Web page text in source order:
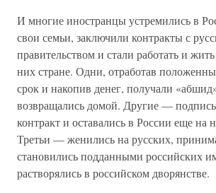
И многие иностранцы устремились в
свои семьи, заключили контракты с
правительством и стали работать и
них стране. Одни, отработав
срок и накопив денег, получали
возвращались домой. Другие —
контракт и оставались в России еще на
Третьи — женились на русских,
становились подданными российских
растворялись в российском дворянстве.